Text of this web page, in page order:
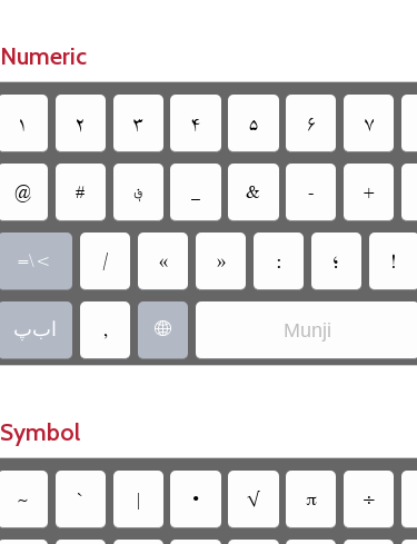
Numeric
‏ ‏ ‏ ‏ ‏ ‏ ‏
‏
‏ ‏؋ ‏ ‏ ‏ ‏
‏=\<
‏ ‏ ‏ ‏ ‏ ‏
‏اب‌پ ‏ ‏ Munji
Symbol
‏ ‏ ‏ ‏‏• ‏ ‏ ‏